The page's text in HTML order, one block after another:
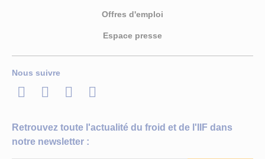
Offres d'emploi
Espace presse
Nous suivre
LinkedInTwitterFacebook
Youtube
Retrouvez toute l'actualité du froid et de l'IIF dans
notre newsletter :